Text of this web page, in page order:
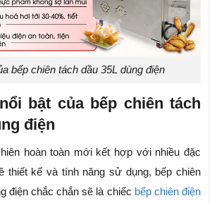
bếp chiên tách dầu 35L dùng điện
bật của bếp chiên tách
điện
hoàn toàn mới kết hợp với nhiều đặc
thiết kế và tính năng sử dụng, bếp chiên
điện chắc chắn sẽ là chiếc bếp chiên điện